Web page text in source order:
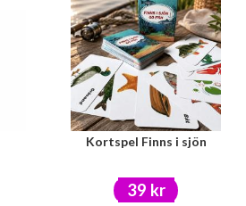
Kortspel Finns i sjön
39 kr